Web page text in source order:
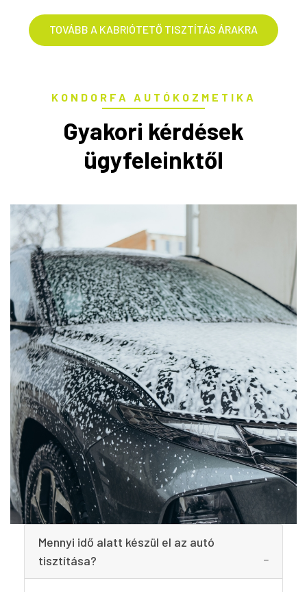
TOVÁBB A KABRIÓTETŐ TISZTÍTÁS ÁRAKRA
KONDORFA AUTÓKOZMETIKA
Gyakori kérdések
ügyfeleinktől
Mennyi idő alatt készül el az autó
tisztítása?